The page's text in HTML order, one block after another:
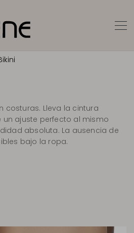
costuras. Lleva la cintura
ajuste perfecto al mismo
absoluta. La ausencia de
bajo la ropa.